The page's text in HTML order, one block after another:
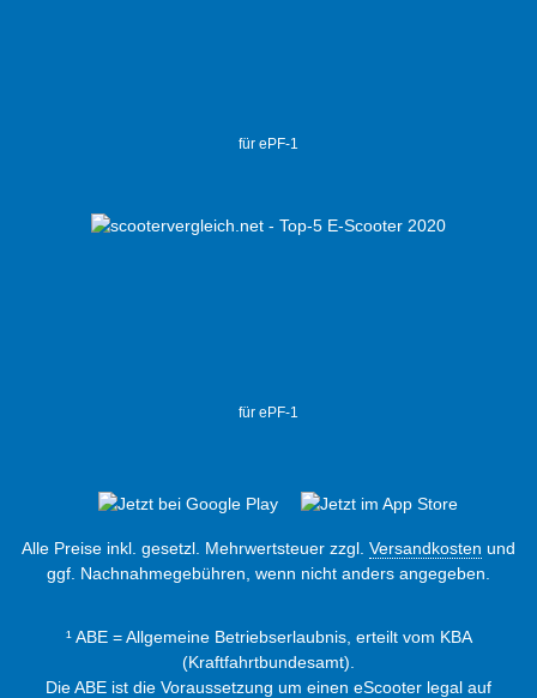
für ePF-1
für ePF-1
Alle Preise inkl. gesetzl. Mehrwertsteuer zzgl. Versandkosten und
ggf. Nachnahmegebühren, wenn nicht anders angegeben.
¹ ABE = Allgemeine Betriebserlaubnis, erteilt vom KBA
(Kraftfahrtbundesamt).
Die ABE ist die Voraussetzung um einen eScooter legal auf